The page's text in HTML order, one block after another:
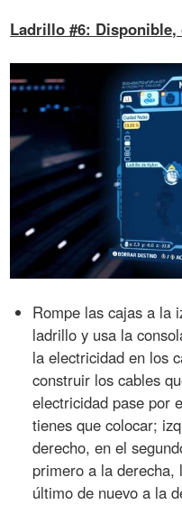
Ladrillo #6: Disponible,
Rompe las cajas a la
ladrillo y usa la
la electricidad en los
construir los cables
electricidad pase por
tienes que colocar;
derecho, en el
primero a la
último de nuevo a la